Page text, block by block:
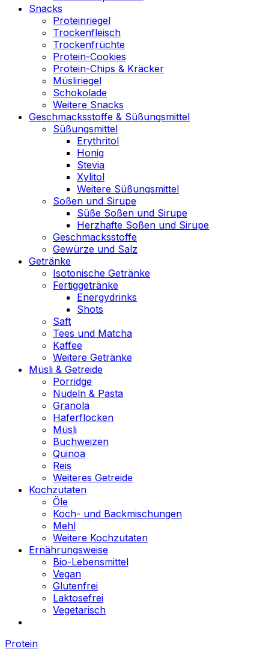
Snacks
Proteinriegel
Trockenfleisch
Trockenfrüchte
Protein-Cookies
Protein-Chips & Kräcker
Müsliriegel
Schokolade
Weitere Snacks
Geschmacksstoffe & Süßungsmittel
Süßungsmittel
Erythritol
Honig
Stevia
Xylitol
Weitere Süßungsmittel
Soßen und Sirupe
Süße Soßen und Sirupe
Herzhafte Soßen und Sirupe
Geschmacksstoffe
Gewürze und Salz
Getränke
Isotonische Getränke
Fertiggetränke
Energydrinks
Shots
Saft
Tees und Matcha
Kaffee
Weitere Getränke
Müsli & Getreide
Porridge
Nudeln & Pasta
Granola
Haferflocken
Müsli
Buchweizen
Quinoa
Reis
Weiteres Getreide
Kochzutaten
Öle
Koch- und Backmischungen
Mehl
Weitere Kochzutaten
Ernährungsweise
Bio-Lebensmittel
Vegan
Glutenfrei
Laktosefrei
Vegetarisch
Protein